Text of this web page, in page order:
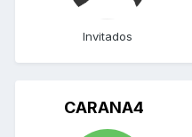
Invitados
CARANA4